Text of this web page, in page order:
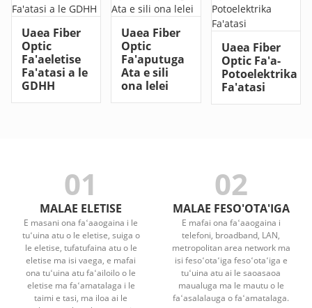
Uaea Fiber
Optic
Fa'aeletise
Fa'atasi a le
GDHH
Uaea Fiber
Optic
Fa'aputuga
Ata e sili
ona lelei
Uaea Fiber
Optic Fa'a-
Potoelektrika
Fa'atasi
01
MALAE ELETISE
E masani ona faʻaaogaina i le
tuʻuina atu o le eletise, suiga o
le eletise, tufatufaina atu o le
eletise ma isi vaega, e mafai
ona tuʻuina atu faʻailoilo o le
eletise ma faʻamatalaga i le
taimi e tasi, ma iloa ai le
02
MALAE FESO'OTA'IGA
E mafai ona faʻaaogaina i
telefoni, broadband, LAN,
metropolitan area network ma
isi fesoʻotaʻiga fesoʻotaʻiga e
tuʻuina atu ai le saoasaoa
maualuga ma le mautu o le
faʻasalalauga o faʻamatalaga.